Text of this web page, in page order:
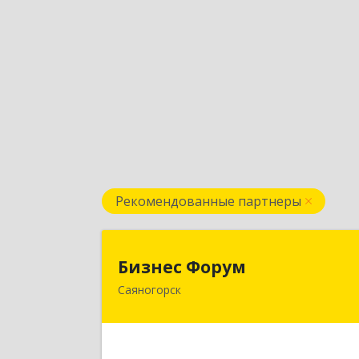
Рекомендованные партнеры
Бизнес Форум
Саяногорск
655603, Хакасия Респ, Саяногорск г,